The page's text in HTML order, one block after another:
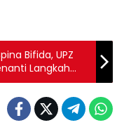
Bifida, UPZ
Langkah